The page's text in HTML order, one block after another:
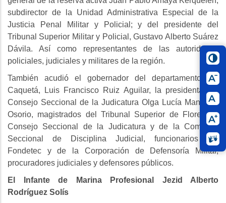
subdirector de la Unidad Administrativa Especial de la
Justicia Penal Militar y Policial; y del presidente del
Tribunal Superior Militar y Policial, Gustavo Alberto Suárez
Dávila. Así como representantes de las autoridades
policiales, judiciales y militares de la región.
También acudió el gobernador del departamento del
Caquetá, Luis Francisco Ruiz Aguilar, la presidenta del
Consejo Seccional de la Judicatura Olga Lucía Manrique
Osorio, magistrados del Tribunal Superior de Florencia,
Consejo Seccional de la Judicatura y de la Comisión
Seccional de Disciplina Judicial, funcionarios del
Fondetec y de la Corporación de Defensoría Militar,
procuradores judiciales y defensores públicos.
El Infante de Marina Profesional Jezid Alberto
Rodríguez Solís